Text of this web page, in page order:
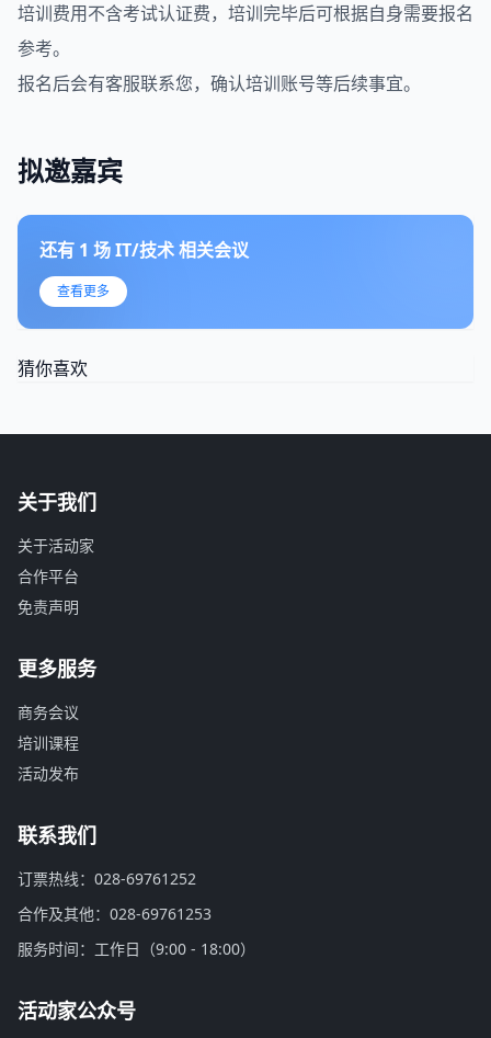
培训费用不含考试认证费，培训完毕后可根据自身需要报名
参考。
报名后会有客服联系您，确认培训账号等后续事宜。
拟邀嘉宾
还有 1 场IT/技术相关会议
查看更多
猜你喜欢
关于我们
关于活动家
合作平台
免责声明
更多服务
商务会议
培训课程
活动发布
联系我们
订票热线：028-69761252
合作及其他：028-69761253
服务时间：工作日（9:00 - 18:00）
活动家公众号